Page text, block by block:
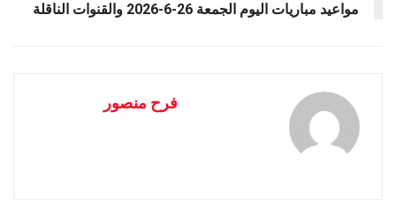
مواعيد مباريات اليوم الجمعة 26-6-2026 والقنوات الناقلة
فرح منصور